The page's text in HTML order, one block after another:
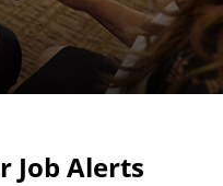
Job Alerts